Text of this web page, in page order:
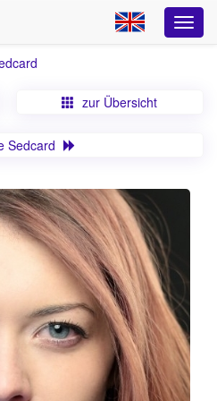
zur Übersicht
Sedcard